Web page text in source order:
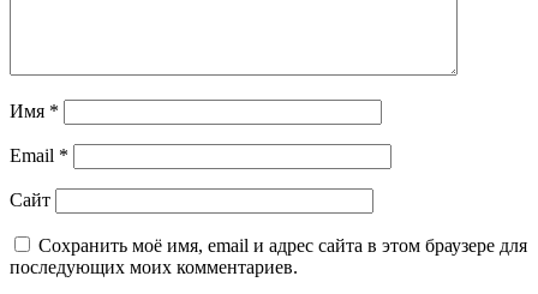
Имя *
Email *
Сайт
Сохранить моё имя, email и адрес сайта в этом браузере для
последующих моих комментариев.